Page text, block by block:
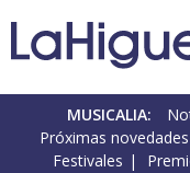
MUSICALIA:
Próximas novedades
Festivales